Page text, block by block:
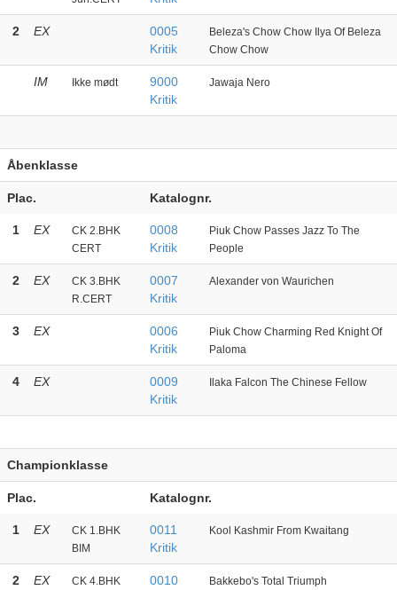
2 EX
0005
Kritik
Beleza's Chow Chow Ilya Of Beleza
Chow Chow
IM Ikke mødt
9000
Kritik
Jawaja Nero
Åbenklasse
Plac. Katalognr.
1 EX
CK 2.BHK
CERT
0008
Kritik
Piuk Chow Passes Jazz To The
People
2 EX
CK 3.BHK
R.CERT
0007
Kritik
Alexander von Waurichen
3 EX
0006
Kritik
Piuk Chow Charming Red Knight Of
Paloma
4 EX
0009
Kritik
Ilaka Falcon The Chinese Fellow
Championklasse
Plac. Katalognr.
1 EX
CK 1.BHK
BIM
0011
Kritik
Kool Kashmir From Kwaitang
2 EX CK 4.BHK
0010
Bakkebo's Total Triumph